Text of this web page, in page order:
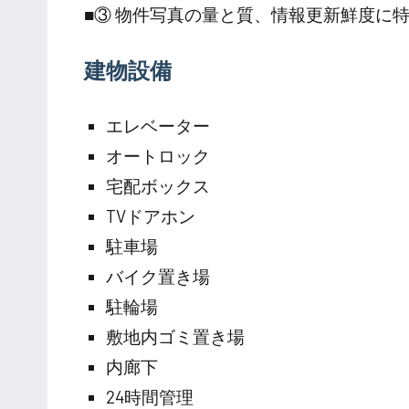
■③ 物件写真の量と質、情報更新鮮度に
建物設備
エレベーター
オートロック
宅配ボックス
TVドアホン
駐車場
バイク置き場
駐輪場
敷地内ゴミ置き場
内廊下
24時間管理